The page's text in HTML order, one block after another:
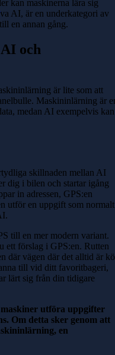
kan maskinerna lära sig
AI, är en underkategori av
en annan gång.
och
är lite som att
Maskininlärning är
medan AI exempelvis kan
skillnaden mellan AI
dig i bilen och startar igång
in adressen, GPS:en
utför en uppgift som normalt
till en mer modern variant.
ett förslag i GPS:en. Rutten
där vägen där det alltid är
till vid ditt favoritbageri,
lärt sig från din tidigare
utföra uppgifter
Om detta sker genom att
en